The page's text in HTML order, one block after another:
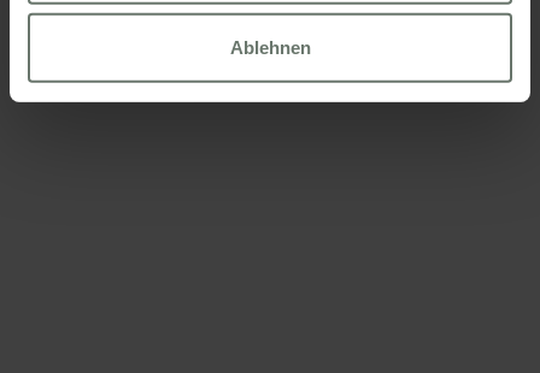
Weitere Informationen finden Sie in unserer
Ablehnen